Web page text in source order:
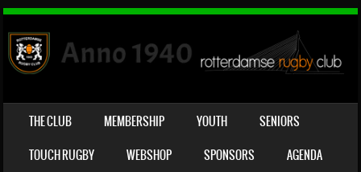
MENU
SKIP TO CONTENT
THE CLUB MEMBERSHIP YOUTH
SENIORS
TOUCH RUGBY
WEBSHOP SPONSORS
AGENDA